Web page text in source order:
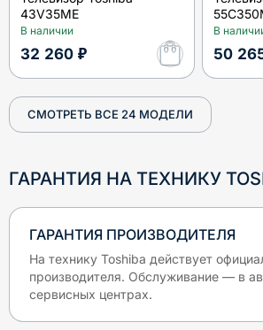
43V35ME
В наличии
32 260 ₽
В
50
СМОТРЕТЬ ВСЕ 24 МОДЕЛИ
ГАРАНТИЯ НА ТЕХНИКУ
ГАРАНТИЯ ПРОИЗВОДИТЕЛЯ
На технику Toshiba действует
производителя. Обслуживание — в
сервисных центрах.